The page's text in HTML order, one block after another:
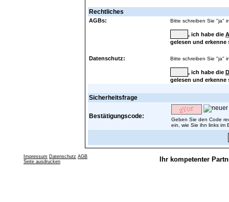
Rechtliches
AGBs: Bitte schreiben Sie "ja"
, ich habe die
gelesen und erkenne
Datenschutz: Bitte schreiben Sie "ja"
, ich habe die
gelesen und erkenne
Sicherheitsfrage
Bestätigungscode:
Geben Sie den Code
ein, wie Sie ihn links im
Impressum Datenschutz AGB
Seite ausdrucken
Ihr kompetenter